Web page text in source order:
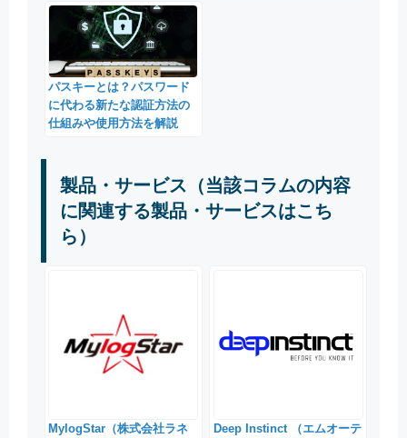
パスキーとは？パスワード
に代わる新たな認証方法の
仕組みや使用方法を解説
製品・サービス（当該コラムの内容
に関連する製品・サービスはこち
ら）
MylogStar（株式会社ラネ Deep Instinct （エムオーテ